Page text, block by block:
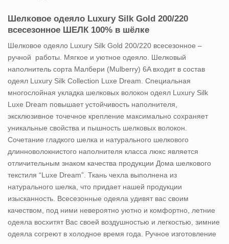
Шелковое одеяло Luxury Silk Gold 200/220
всесезонное ШЕЛК 100% в шёлке
Шелковое одеяло Luxury Silk Gold 200/220 всесезонное –
ручной работы. Мягкое и уютное одеяло. Шелковый
наполнитель сорта Малбери (Mulberry) 6A входит в состав
одеял Luxury Silk Collection Luxe Dream. Специальная
многослойная укладка шелковых волокон одеял Luxury Silk
Luxe Dream повышает устойчивость наполнителя,
эксклюзивное точечное крепление максимально сохраняет
уникальные свойства и пышность шелковых волокон.
Сочетание гладкого шелка и натурального шелкового
длинноволокнистого наполнителя класса люкс является
отличительным знаком качества продукции Дома шелкового
текстиля “Luxe Dream”. Ткань чехла выполнена из
натурального шелка, что придает нашей продукции
изысканность. Всесезонные одеяла удивят вас своим
качеством, под ними невероятно уютно и комфортно, летние
одеяла восхитят Вас своей воздушностью и легкостью, зимние
одеяла согреют в холодное время года. Ручное изготовление